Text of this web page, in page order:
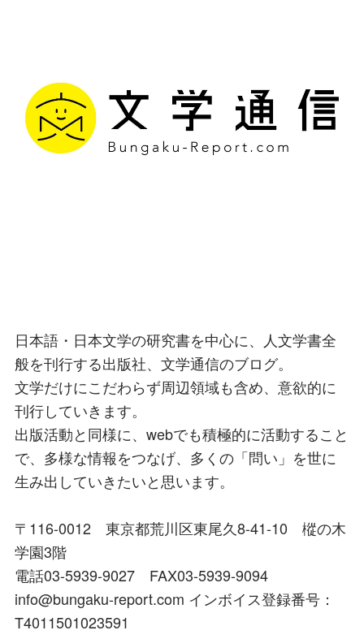
日本語・日本文学の研究書を中心に、人文学書全
般を刊行する出版社、文学通信のブログ。
文学だけにこだわらず周辺領域も含め、意欲的に
刊行していきます。
出版活動と同様に、webでも積極的に活動すること
で、多様な情報をつなげ、多くの「問い」を世に
生み出していきたいと思います。
〒116-0012 東京都荒川区東尾久8-41-10 樅の木
学園3階
電話03-5939-9027 FAX03-5939-9094
info@bungaku-report.com インボイス登録番号：
T4011501023591